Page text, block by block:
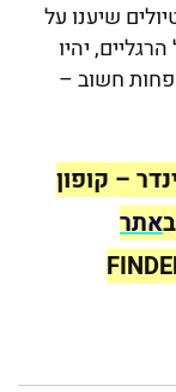
שיענו על
יהיו
חשוב –
– קופון
אתר